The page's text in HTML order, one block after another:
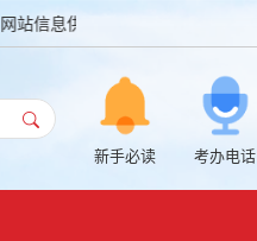
学习交流使用，非政府官方网站
新手必读 考办电话